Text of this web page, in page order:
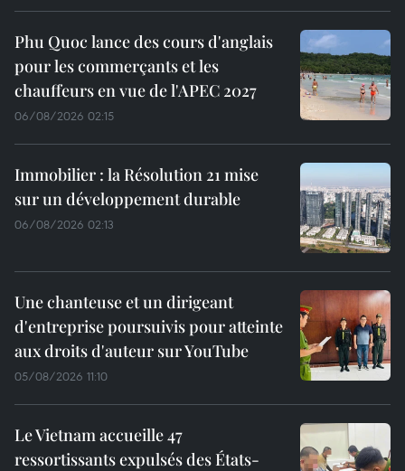
Phu Quoc lance des cours d'anglais
pour les commerçants et les
chauffeurs en vue de l'APEC 2027
06/08/2026 02:15
Immobilier : la Résolution 21 mise
sur un développement durable
06/08/2026 02:13
Une chanteuse et un dirigeant
d'entreprise poursuivis pour atteinte
aux droits d'auteur sur YouTube
05/08/2026 11:10
Le Vietnam accueille 47
ressortissants expulsés des États-